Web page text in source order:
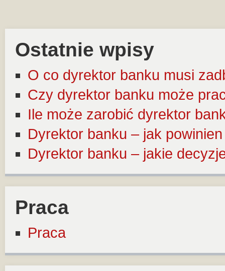
Ostatnie wpisy
O co dyrektor banku musi
Czy dyrektor banku może
Ile może zarobić dyrektor
Dyrektor banku – jak
Dyrektor banku – jakie
Praca
Praca